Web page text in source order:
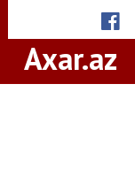
Axar.az